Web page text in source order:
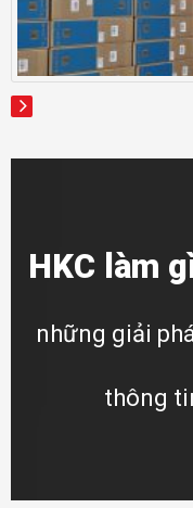
HKC làm
những giải
thông